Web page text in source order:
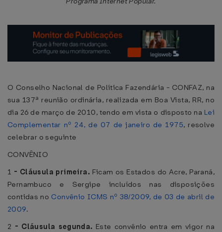
O Conselho Nacional de Política Fazendária - CONFAZ, na
sua 137ª reunião ordinária, realizada em Boa Vista, RR, no
dia 26 de março de 2010, tendo em vista o disposto na Lei
Complementar nº 24, de 07 de janeiro de 1975, resolve
celebrar o seguinte
CONVÊNIO
1 - Cláusula primeira. Ficam os Estados do Acre, Paraná,
Pernambuco e Sergipe incluídos nas disposições
contidas no Convênio ICMS nº 38/2009, de 03 de abril de
2009.
2 - Cláusula segunda. Este convênio entra em vigor na